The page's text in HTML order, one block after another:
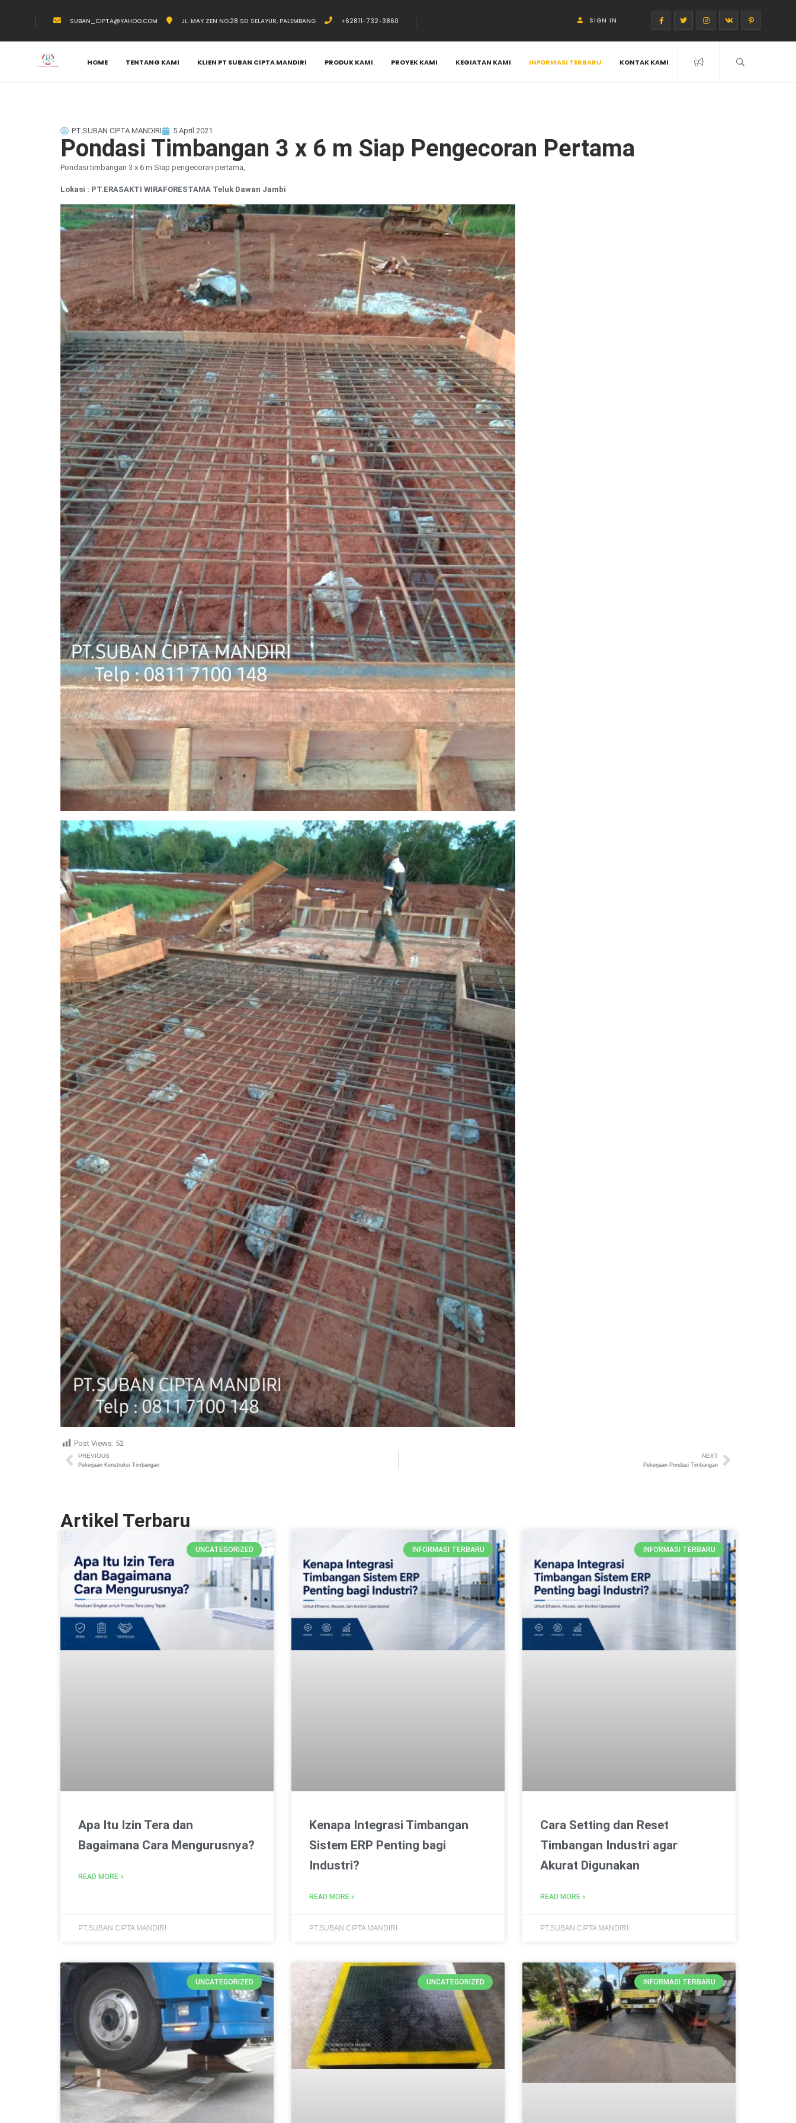
SUBAN_CIPTA@YAHOO.COM JL. MAY ZEN NO.28 SEI SELAYUR, PALEMBANG +62811-732-3860 SIGN IN
HOME TENTANG KAMI KLIEN PT SUBAN CIPTA MANDIRI PRODUK KAMI PROYEK KAMI KEGIATAN KAMI INFORMASI TERBARU KONTAK KAMI
PT.SUBAN CIPTA MANDIRI 5 April 2021
Pondasi Timbangan 3 x 6 m Siap Pengecoran Pertama
Pondasi timbangan 3 x 6 m Siap pengecoran pertama,
Lokasi : PT.ERASAKTI WIRAFORESTAMA Teluk Dawan Jambi
Post Views: 52
PREVIOUS
Pekerjaan Konstruksi Timbangan
NEXT
Pekerjaan Pondasi Timbangan
Artikel Terbaru
UNCATEGORIZED
Apa Itu Izin Tera dan
Bagaimana Cara Mengurusnya?
READ MORE »
PT.SUBAN CIPTA MANDIRI
INFORMASI TERBARU
Kenapa Integrasi Timbangan
Sistem ERP Penting bagi
Industri?
READ MORE »
PT.SUBAN CIPTA MANDIRI
INFORMASI TERBARU
Cara Setting dan Reset
Timbangan Industri agar
Akurat Digunakan
READ MORE »
PT.SUBAN CIPTA MANDIRI
UNCATEGORIZED UNCATEGORIZED INFORMASI TERBARU